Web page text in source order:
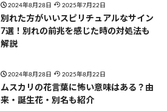
2024年8月28日 2025年7月22日
別れた方がいいスピリチュアルなサイン
7選！別れの前兆を感じた時の対処法も
解説
2024年8月28日 2025年8月22日
ムスカリの花言葉に怖い意味はある？由
来・誕生花・別名も紹介